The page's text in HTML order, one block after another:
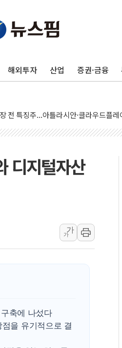
해외투자 산업 증권·금융
고용 2만3000명 감소 '쇼크'…9월 금리
수니파 3개국, 공동방위협정 체결
와 MOU… "6·25 미군 실종자
내려야"…파월 때와 달리 워시엔 톤 낮
광, 대한민국 다음 100년 밑거름…수도
시간 마라톤 부동산 2차 회의' 주재… "
남군에 국내 최대 규모 400MW 태양광
불안 속 유가 상승에 소폭 하락...금융
린벨트로 또 충돌…반복되는 국토부-서
데이] 특공 전략도 '극과 극'…생애최초
디지털자산
가
가
축에 나섰다
점을 유기적으로 결